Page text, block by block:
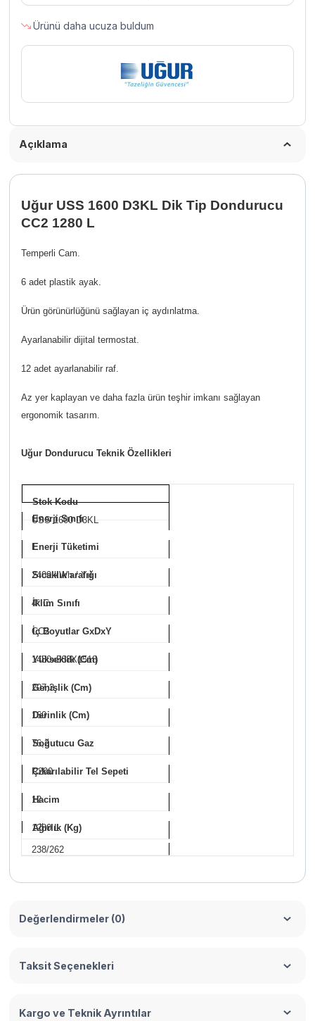
1280
L
Ürünü daha ucuza buldum
Açıklama
Uğur USS 1600 D3KL Dik Tip Dondurucu
CC2 1280 L
Temperli Cam.
6 adet plastik ayak.
Ürün görünürlüğünü sağlayan iç aydınlatma.
Ayarlanabilir dijital termostat.
12 adet ayarlanabilir raf.
Az yer kaplayan ve daha fazla ürün teşhir imkanı sağlayan
ergonomik tasarım.
Uğur Dondurucu Teknik Özellikleri
Stok Kodu
USS 1600 D3KL
Enerji Sınıfı
E
Enerji Tüketimi
2409 kWh / Yıl
Sıcaklık aralığı
4° C
İklim Sınıfı
CC2
İç Boyutlar GxDxY
1480x568X1518
Yükseklik (Cm)
207,3
Genişlik (Cm)
160
Derinlik (Cm)
76,2
Soğutucu Gaz
R290
Çıkarılabilir Tel Sepeti
12
Hacim
1280 L
Ağırlık (Kg)
238/262
Değerlendirmeler (0)
Taksit Seçenekleri
Kargo ve Teknik Ayrıntılar